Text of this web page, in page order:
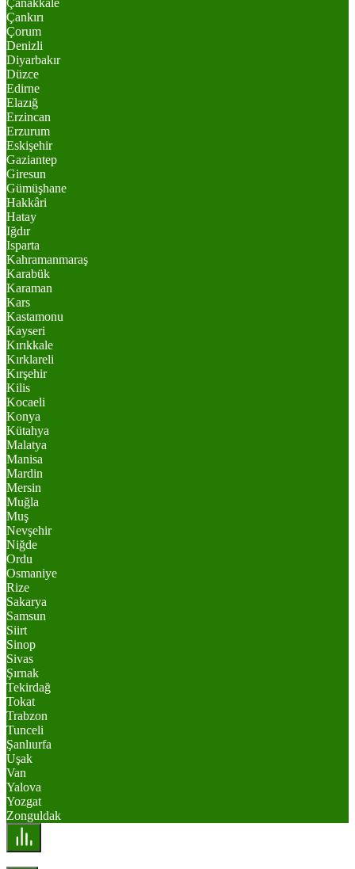
Çanakkale
Çankırı
Çorum
Denizli
Diyarbakır
Düzce
Edirne
Elazığ
Erzincan
Erzurum
Eskişehir
Gaziantep
Giresun
Gümüşhane
Hakkâri
Hatay
Iğdır
Isparta
Kahramanmaraş
Karabük
Karaman
Kars
Kastamonu
Kayseri
Kırıkkale
Kırklareli
Kırşehir
Kilis
Kocaeli
Konya
Kütahya
Malatya
Manisa
Mardin
Mersin
Muğla
Muş
Nevşehir
Niğde
Ordu
Osmaniye
Rize
Sakarya
Samsun
Siirt
Sinop
Sivas
Şırnak
Tekirdağ
Tokat
Trabzon
Tunceli
Şanlıurfa
Uşak
Van
Yalova
Yozgat
Zonguldak